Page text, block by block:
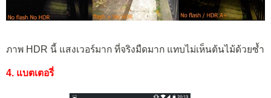
ภาพ HDR นี้ แสงเวอร์มาก ที่จริงมืดมาก แทบไม่เห็นต้นไม้ด้วยซ้ำ
4. แบตเตอรี่